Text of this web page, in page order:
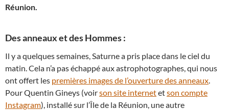
Réunion.
Des anneaux et des Hommes :
Il y a quelques semaines, Saturne a pris place dans le ciel du
matin. Cela n’a pas échappé aux astrophotographes, qui nous
ont offert les premières images de l’ouverture des anneaux.
Pour Quentin Gineys (voirson site internetetson compte
Instagram), installé sur l’Île de la Réunion, une autre